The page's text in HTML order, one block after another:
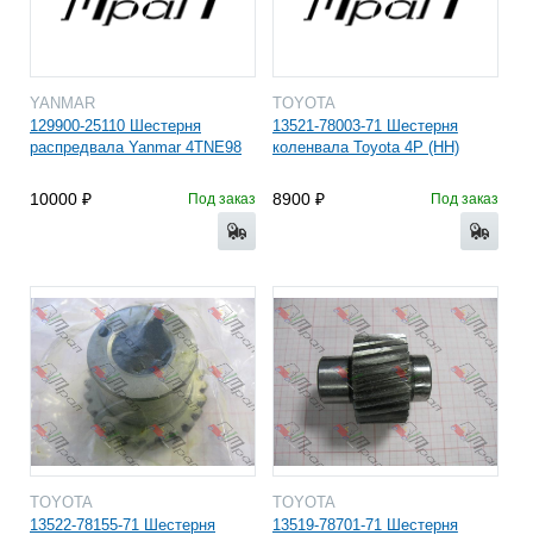
YANMAR
129900-25110 Шестерня
распредвала Yanmar 4TNE98
10000 Под заказ
TOYOTA
13521-78003-71 Шестерня
коленвала Toyota 4P (HH)
8900 Под заказ
TOYOTA
13522-78155-71 Шестерня
TOYOTA
13519-78701-71 Шестерня